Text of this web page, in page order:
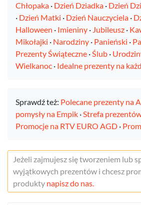
Jeżeli zajmujesz się tworzeniem lub
wyjątkowych prezentów i chcesz
produkty napisz do nas.
Chłopaka · Dzień Dziadka · Dzień
· Dzień Matki · Dzień Nauczyciela ·
Halloween · Imieniny · Jubileusz ·
Mikołajki · Narodziny · Panieński ·
Prezenty Świąteczne ·Ślub ·
Wielkanoc · Idealne prezenty na
Sprawdź też: Polecane prezenty na
pomysły na Empik ·Strefa
Promocje na RTV EURO AGD ·